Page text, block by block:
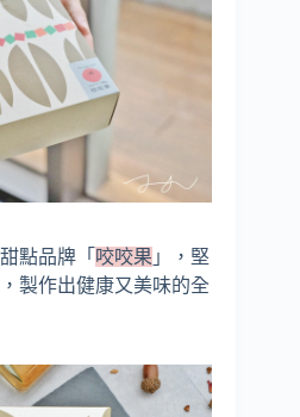
點品牌「 咬咬果 」，堅
製作出健康又美味的全